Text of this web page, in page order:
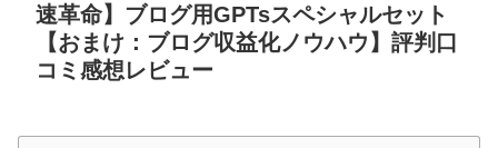
速革命】ブログ用GPTsスペシャルセット
【おまけ：ブログ収益化ノウハウ】評判口
コミ感想レビュー